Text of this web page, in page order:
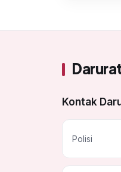
Kontak
Polisi